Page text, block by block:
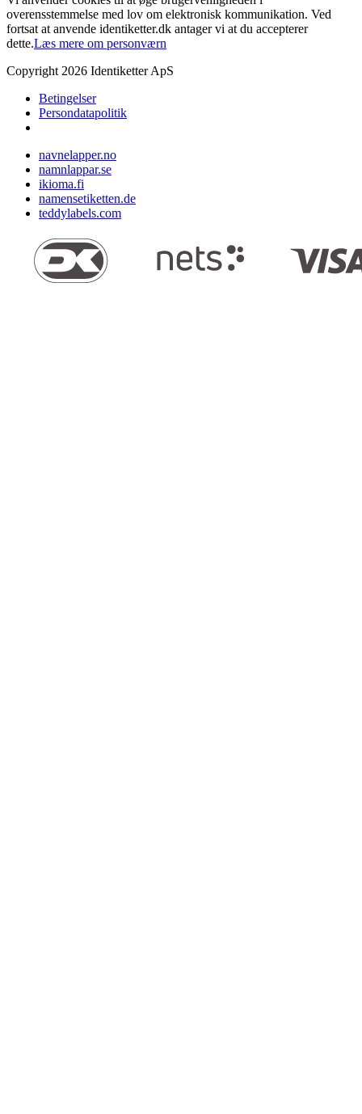
overensstemmelse med lov om elektronisk kommunikation. Ved
fortsat at anvende identiketter.dk antager vi at du accepterer
dette.Læs mere om personværn
Copyright 2026 Identiketter ApS
Betingelser
Persondatapolitik
navnelapper.no
namnlappar.se
ikioma.fi
namensetiketten.de
teddylabels.com